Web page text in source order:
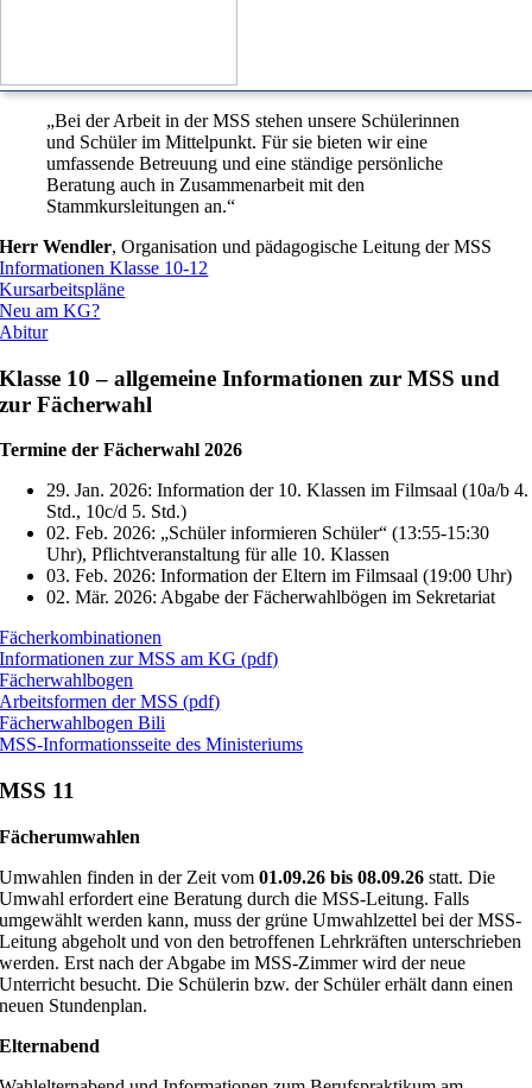
„Bei der Arbeit in der MSS stehen unsere Schülerinnen
und Schüler im Mittelpunkt. Für sie bieten wir eine
umfassende Betreuung und eine ständige persönliche
Beratung auch in Zusammenarbeit mit den
Stammkursleitungen an.“
Herr Wendler,Organisation und pädagogische Leitung der MSS
Informationen Klasse 10-12
Kursarbeitspläne
Neu am KG?
Abitur
Klasse 10 – allgemeine Informationen zur MSS und
zur Fächerwahl
Termine der Fächerwahl 2026
29. Jan. 2026: Information der 10. Klassen im Filmsaal (10a/b 4.
Std., 10c/d 5. Std.)
02. Feb. 2026: „Schüler informieren Schüler“ (13:55-15:30
Uhr), Pflichtveranstaltung für alle 10. Klassen
03. Feb. 2026: Information der Eltern im Filmsaal (19:00 Uhr)
02. Mär. 2026: Abgabe der Fächerwahlbögen im Sekretariat
Fächerkombinationen
Informationen zur MSS am KG (pdf)
Fächerwahlbogen
Arbeitsformen der MSS (pdf)
Fächerwahlbogen Bili
MSS-Informationsseite des Ministeriums
MSS 11
Fächerumwahlen
Umwahlen finden in der Zeit vom01.09.26 bis 08.09.26statt. Die
Umwahl erfordert eine Beratung durch die MSS-Leitung. Falls
umgewählt werden kann, muss der grüne Umwahlzettel bei der MSS-
Leitung abgeholt und von den betroffenen Lehrkräften unterschrieben
werden. Erst nach der Abgabe im MSS-Zimmer wird der neue
Unterricht besucht. Die Schülerin bzw. der Schüler erhält dann einen
neuen Stundenplan.
Elternabend